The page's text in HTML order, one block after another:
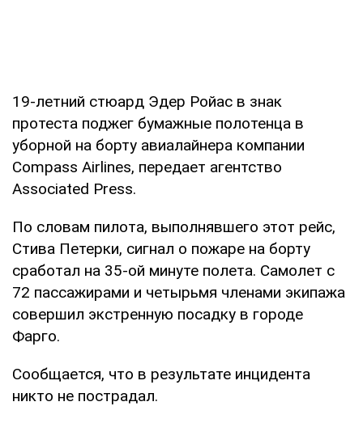
19-летний стюард Эдер Ройас в знак
протеста поджег бумажные полотенца в
уборной на борту авиалайнера компании
Compass Airlines, передает агентство
Associated Press.
По словам пилота, выполнявшего этот рейс,
Стива Петерки, сигнал о пожаре на борту
сработал на 35-ой минуте полета. Самолет с
72 пассажирами и четырьмя членами экипажа
совершил экстренную посадку в городе
Фарго.
Сообщается, что в результате инцидента
никто не пострадал.